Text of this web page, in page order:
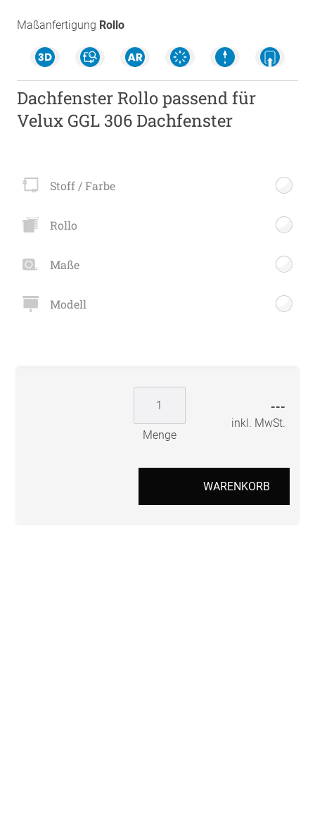
Maßanfertigung Rollo
Dachfenster Rollo passend für
Velux GGL 306 Dachfenster
Stoff / Farbe
Rollo
Maße
Modell
Menge
---
inkl. MwSt.
WARENKORB